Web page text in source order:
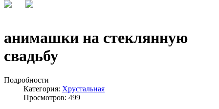
анимашки на стеклянную
свадьбу
Подробности
Категория: Хрустальная
Просмотров: 499